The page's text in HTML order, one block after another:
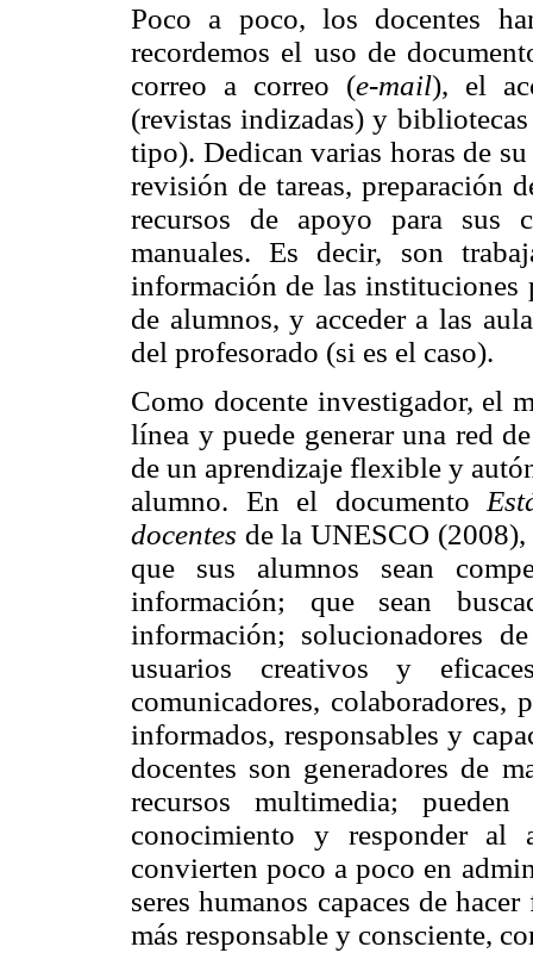
Poco a poco, los docentes
recordemos el uso de
correo a correo (e-mail), el
(revistas indizadas) y
tipo). Dedican varias horas de
revisión de tareas, preparación
recursos de apoyo para sus
manuales. Es decir, son
información de las instituciones
de alumnos, y acceder a las
del profesorado (si es el caso).
Como docente investigador, el
línea y puede generar una red
de un aprendizaje flexible y
alumno. En el documento
docentes de la UNESCO (2008),
que sus alumnos sean
información; que sean
información; solucionadores
usuarios creativos y
comunicadores, colaboradores,
informados, responsables y
docentes son generadores de
recursos multimedia;
conocimiento y responder al
convierten poco a poco en
seres humanos capaces de
más responsable y consciente,